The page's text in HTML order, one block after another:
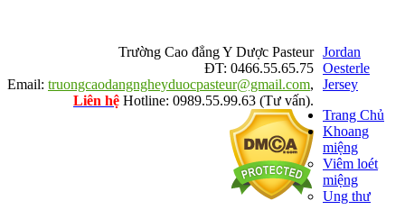
Trường Cao đẳng Y Dược Pasteur
ĐT: 0466.55.65.75
Email: truongcaodangngheyduocpasteur@gmail.com,
Liên hệ Hotline: 0989.55.99.63 (Tư vấn).
Jordan
Oesterle
Jersey
Trang Chủ
Khoang
miệng
Viêm loét
miệng
Ung thư